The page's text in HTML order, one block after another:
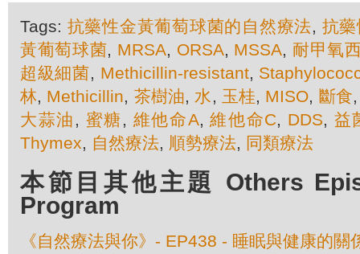
Tags: 抗藥性金黃葡萄球菌的自然療法, 抗
黃葡萄球菌, MRSA, ORSA, MSSA, 耐甲氧
超級細菌, Methicillin-resistant,
林, Methicillin, 茶樹油, 水, 玉桂, MISO, 斷食
大蒜油 , 蜜糖, 維他命A,維他命C, DDS, 益
Thymex, 自然療法, 順勢療法, 同類療法
本節目其他主題 Others
Program
《自然療法與你》- EP438 - 睡眠與健康的關